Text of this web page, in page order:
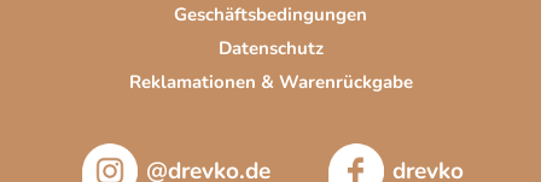
Geschäftsbedingungen
Datenschutz
Reklamationen & Warenrückgabe
@drevko.de drevko